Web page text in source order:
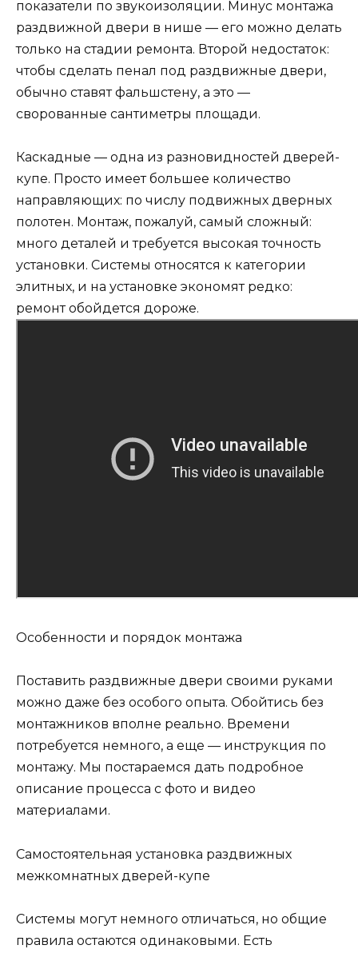
показатели по звукоизоляции. Минус монтажа
раздвижной двери в нише — его можно делать
только на стадии ремонта. Второй недостаток:
чтобы сделать пенал под раздвижные двери,
обычно ставят фальшстену, а это —
сворованные сантиметры площади.
Каскадные — одна из разновидностей дверей-
купе. Просто имеет большее количество
направляющих: по числу подвижных дверных
полотен. Монтаж, пожалуй, самый сложный:
много деталей и требуется высокая точность
установки. Системы относятся к категории
элитных, и на установке экономят редко:
ремонт обойдется дороже.
Особенности и порядок монтажа
Поставить раздвижные двери своими руками
можно даже без особого опыта. Обойтись без
монтажников вполне реально. Времени
потребуется немного, а еще — инструкция по
монтажу. Мы постараемся дать подробное
описание процесса с фото и видео
материалами.
Самостоятельная установка раздвижных
межкомнатных дверей-купе
Системы могут немного отличаться, но общие
правила остаются одинаковыми. Есть